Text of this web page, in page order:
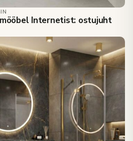
Internetist: ostujuht